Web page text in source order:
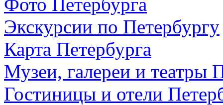
Экскурсии по Петербургу
Карта Петербурга
Музеи, галереи и театры
Гостиницы и отели